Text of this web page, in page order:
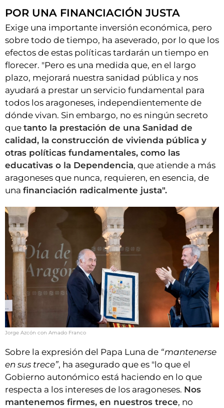
POR UNA FINANCIACIÓN JUSTA
Exige una importante inversión económica, pero
sobre todo de tiempo, ha aseverado, por lo que los
efectos de estas políticas tardarán un tiempo en
florecer. "Pero es una medida que, en el largo
plazo, mejorará nuestra sanidad pública y nos
ayudará a prestar un servicio fundamental para
todos los aragoneses, independientemente de
dónde vivan. Sin embargo, no es ningún secreto
que tanto la prestación de una Sanidad de
calidad, la construcción de vivienda pública y
otras políticas fundamentales, como las
educativas o la Dependencia, que atiende a más
aragoneses que nunca, requieren, en esencia, de
una financiación radicalmente justa".
Jorge Azcón con Amado Franco
Sobre la expresión del Papa Luna de “mantenerse
en sus trece”, ha asegurado que es "lo que el
Gobierno autonómico está haciendo en lo que
respecta a los intereses de los aragoneses. Nos
mantenemos firmes, en nuestros trece, no